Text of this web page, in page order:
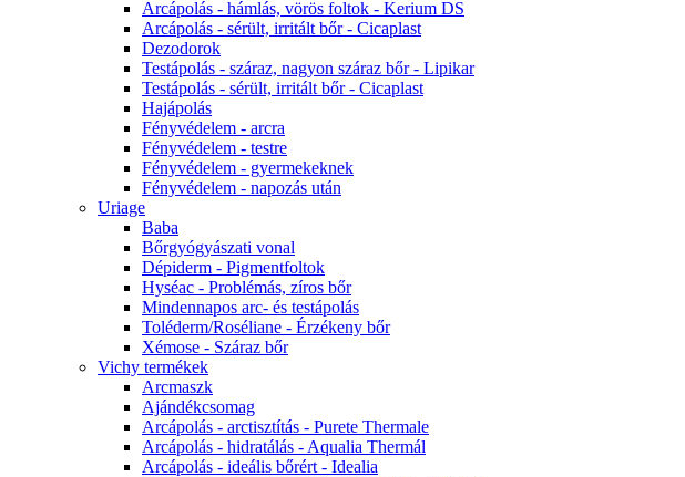
Arcápolás - hámlás, vörös foltok - Kerium DS
Arcápolás - sérült, irritált bőr - Cicaplast
Dezodorok
Testápolás - száraz, nagyon száraz bőr - Lipikar
Testápolás - sérült, irritált bőr - Cicaplast
Hajápolás
Fényvédelem - arcra
Fényvédelem - testre
Fényvédelem - gyermekeknek
Fényvédelem - napozás után
Uriage
Baba
Bőrgyógyászati vonal
Dépiderm - Pigmentfoltok
Hyséac - Problémás, zíros bőr
Mindennapos arc- és testápolás
Toléderm/Roséliane - Érzékeny bőr
Xémose - Száraz bőr
Vichy termékek
Arcmaszk
Ajándékcsomag
Arcápolás - arctisztítás - Purete Thermale
Arcápolás - hidratálás - Aqualia Thermál
Arcápolás - ideális bőrért - Idealia